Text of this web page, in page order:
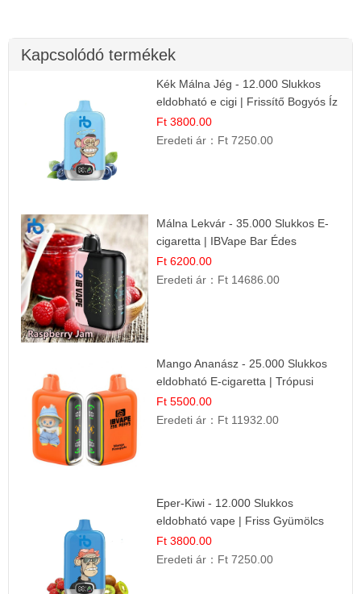
Kapcsolódó termékek
Kék Málna Jég - 12.000 Slukkos
eldobható e cigi | Frissítő Bogyós Íz
Ft 3800.00
Eredeti ár： Ft 7250.00
Málna Lekvár - 35.000 Slukkos E-
cigaretta | IBVape Bar Édes
Gyümölcs Íz
Ft 6200.00
Eredeti ár： Ft 14686.00
Mango Ananász - 25.000 Slukkos
eldobható E-cigaretta | Trópusi
Ízélmény
Ft 5500.00
Eredeti ár： Ft 11932.00
Eper-Kiwi - 12.000 Slukkos
eldobható vape | Friss Gyümölcs
Kombináció
Ft 3800.00
Eredeti ár： Ft 7250.00